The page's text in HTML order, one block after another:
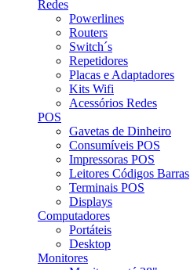
Redes
Powerlines
Routers
Switch´s
Repetidores
Placas e Adaptadores
Kits Wifi
Acessórios Redes
POS
Gavetas de Dinheiro
Consumíveis POS
Impressoras POS
Leitores Códigos Barras
Terminais POS
Displays
Computadores
Portáteis
Desktop
Monitores